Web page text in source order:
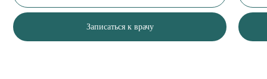
Записаться к врачу